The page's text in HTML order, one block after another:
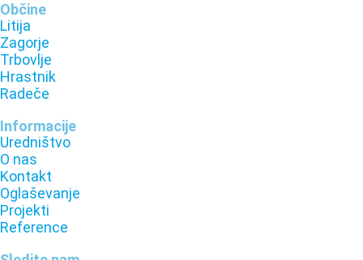
Občine
Litija
Zagorje
Trbovlje
Hrastnik
Radeče
Informacije
Uredništvo
O nas
Kontakt
Oglaševanje
Projekti
Reference